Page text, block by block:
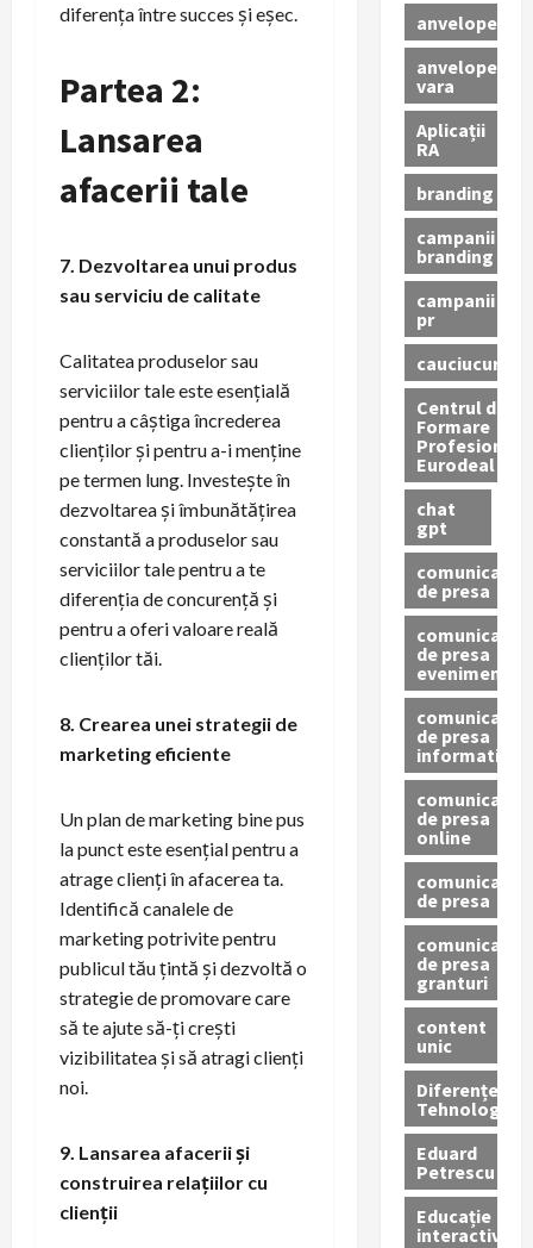
diferența între succes și eșec.
Partea 2:
Lansarea
afacerii tale
7. Dezvoltarea unui produs
sau serviciu de calitate
Calitatea produselor sau
serviciilor tale este esențială
pentru a câștiga încrederea
clienților și pentru a-i menține
pe termen lung. Investește în
dezvoltarea și îmbunătățirea
constantă a produselor sau
serviciilor tale pentru a te
diferenția de concurență și
pentru a oferi valoare reală
clienților tăi.
8. Crearea unei strategii de
marketing eficiente
Un plan de marketing bine pus
la punct este esențial pentru a
atrage clienți în afacerea ta.
Identifică canalele de
marketing potrivite pentru
publicul tău țintă și dezvoltă o
strategie de promovare care
să te ajute să-ți crești
vizibilitatea și să atragi clienți
noi.
9. Lansarea afacerii și
construirea relațiilor cu
clienții
anvelope
anvelope
vara
Aplicații
RA
branding
campanii
branding
campanii
pr
cauciucuri
Centrul de
Formare
Profesionala
Eurodeal
chat
gpt
comunicat
de presa
comunicat
de presa
eveniment
comunicat
de presa
informativ
comunicat
de presa
online
comunicate
de presa
comunicate
de presa
granturi
content
unic
Diferențe
Tehnologice
Eduard
Petrescu
Educație
interactivă